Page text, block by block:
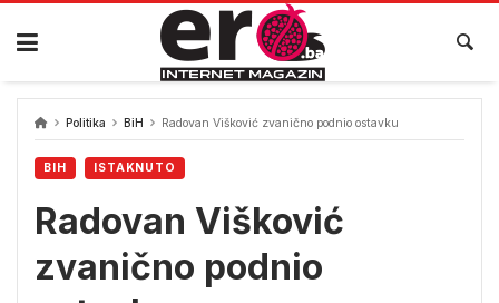
Skip
content
Politika BiH Radovan Višković zvanično podnio ostavku
BIH ISTAKNUTO
Radovan Višković
zvanično podnio